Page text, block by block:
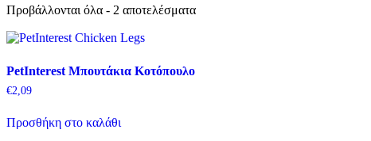
Προβάλλονται όλα - 2 αποτελέσματα
PetInterest Μπουτάκια Κοτόπουλο
€2,09
Προσθήκη στο καλάθι